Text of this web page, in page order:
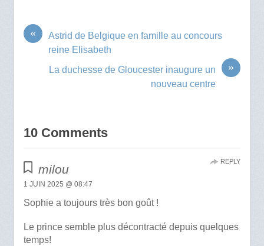
«
Astrid de Belgique en famille au concours
reine Elisabeth
»
La duchesse de Gloucester inaugure un
nouveau centre
10 Comments
milou
1 JUIN 2025 @ 08:47
Sophie a toujours très bon goût !
Le prince semble plus décontracté depuis quelques
temps!
REPLY